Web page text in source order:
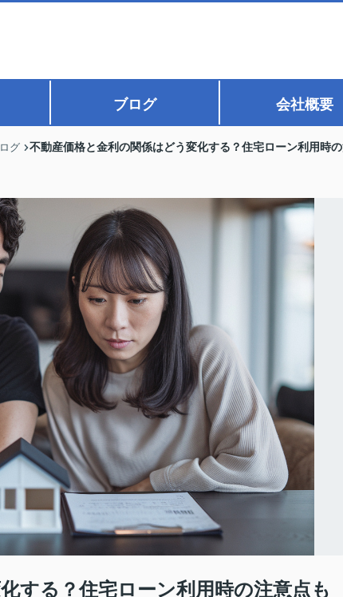
ブログ 会社概要
グ 不動産価格と金利の関係はどう変化する？住宅ローン利用時
する？住宅ローン利用時の注意点も